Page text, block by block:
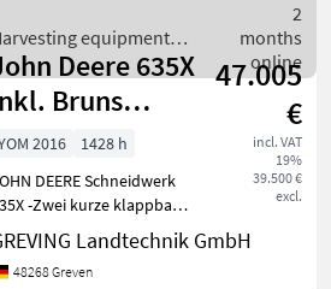
gilt für vorhaequipment
crop fields / John Deere
2
months
online
Deere 635X
Bruns
47.005
€
incl. VAT
19%
39.500 €
excl.
2016
1428 h
DEERE Schneidwerk
kurze klappbare
-Vorbereitet für
Serie -Standard-
-Schutzleiste
Landtechnik GmbH
48268 Greven